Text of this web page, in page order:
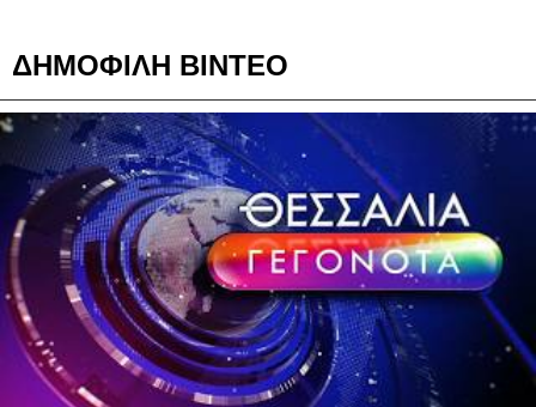
ΔΗΜΟΦΙΛΗ ΒΙΝΤΕΟ